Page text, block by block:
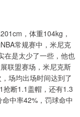
，体重104kg，
常规赛中，米尼克
在是太少了一些，他也
联盟赛场，米尼克斯
场均出场时间达到了
断1.1盖帽，还有1.3
中率42%，罚球命中